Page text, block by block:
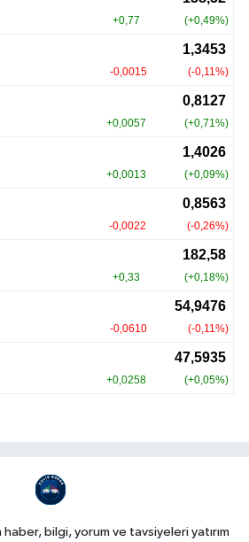
haber, bilgi, yorum ve tavsiyeleri yatırım